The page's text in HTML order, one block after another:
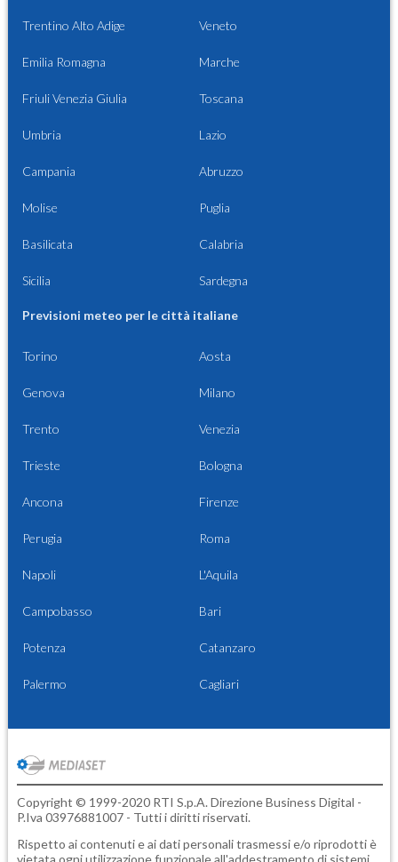
Trentino Alto Adige Veneto
Emilia Romagna Marche
Friuli Venezia Giulia Toscana
Umbria Lazio
Campania Abruzzo
Molise Puglia
Basilicata Calabria
Sicilia Sardegna
Previsioni meteo per le città italiane
Torino Aosta
Genova Milano
Trento Venezia
Trieste Bologna
Ancona Firenze
Perugia Roma
Napoli L'Aquila
Campobasso Bari
Potenza Catanzaro
Palermo Cagliari
Copyright © 1999-2020 RTI S.p.A. Direzione Business Digital -
P.Iva 03976881007 - Tutti i diritti riservati.
Rispetto ai contenuti e ai dati personali trasmessi e/o riprodotti è
vietata ogni utilizzazione funzionale all'addestramento di sistemi